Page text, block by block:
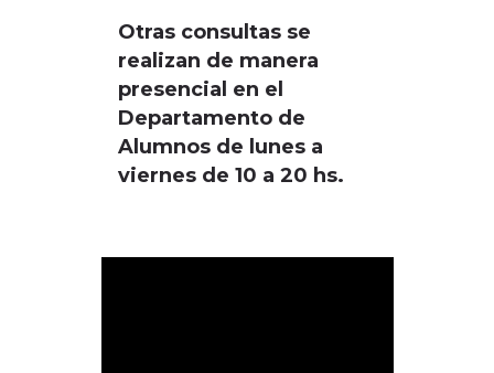
Otras consultas se
realizan de manera
presencial en el
Departamento de
Alumnos de lunes a
viernes de 10 a 20 hs.